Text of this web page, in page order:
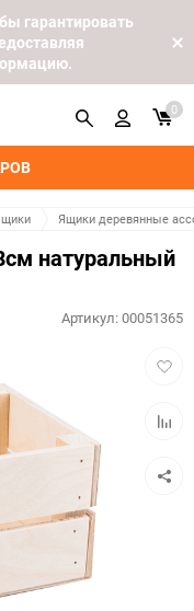
гарантировать
0
Ящики деревянные
натуральный
Артикул:00051365